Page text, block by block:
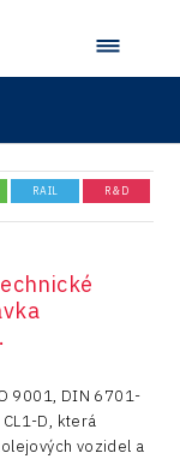
2021
2019
RAIL R&D
9001, DIN 6701-
D, která
vozidel a